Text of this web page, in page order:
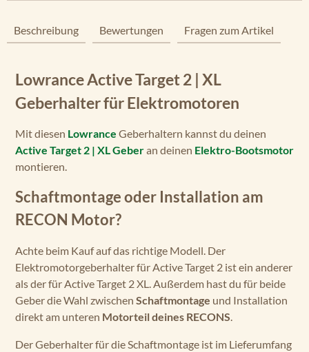
Beschreibung Bewertungen Fragen zum Artikel
Lowrance Active Target 2 | XL
Geberhalter für Elektromotoren
Mit diesen Lowrance Geberhaltern kannst du deinen
Active Target 2 | XL Geberan deinen Elektro-Bootsmotor
montieren.
Schaftmontage oder Installation am
RECON Motor?
Achte beim Kauf auf das richtige Modell. Der
Elektromotorgeberhalter für Active Target 2 ist ein anderer
als der für Active Target 2 XL. Außerdem hast du für beide
Geber die Wahl zwischen Schaftmontage und Installation
direkt am unteren Motorteil deines RECONS.
Der Geberhalter für die Schaftmontage ist im Lieferumfang